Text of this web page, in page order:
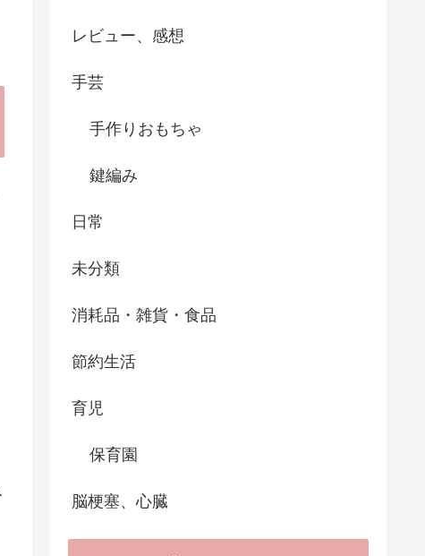
レビュー、感想
手芸
手作りおもちゃ
鍵編み
日常
未分類
消耗品・雑貨・食品
節約生活
育児
保育園
脳梗塞、心臓